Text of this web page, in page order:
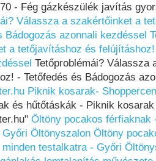
- Fég gázkészülék javítás
Válassza a szakértőinket a
Bádogozás azonnali kezdéssel
a tetőjavításhoz és
Tetőproblémái?
- Tetőfedés és Bádogozás
Piknik kosarak-
és hűtőtáskák - Piknik
Öltöny pocakos férfiaknak
Öltönyszalon Öltöny
minden testalkatra - Győri